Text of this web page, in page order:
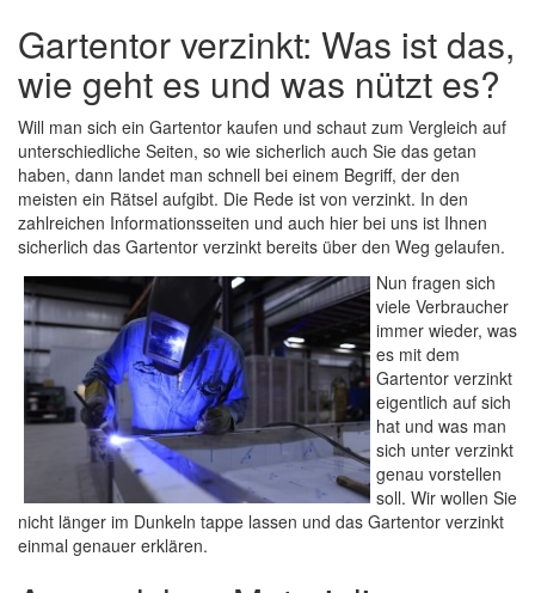
Gartentor verzinkt: Was ist das,
wie geht es und was nützt es?
Will man sich ein Gartentor kaufen und schaut zum Vergleich auf
unterschiedliche Seiten, so wie sicherlich auch Sie das getan
haben, dann landet man schnell bei einem Begriff, der den
meisten ein Rätsel aufgibt. Die Rede ist von verzinkt. In den
zahlreichen Informationsseiten und auch hier bei uns ist Ihnen
sicherlich das Gartentor verzinkt bereits über den Weg gelaufen.
Nun fragen sich
viele Verbraucher
immer wieder, was
es mit dem
Gartentor verzinkt
eigentlich auf sich
hat und was man
sich unter verzinkt
genau vorstellen
soll. Wir wollen Sie
nicht länger im Dunkeln tappe lassen und das Gartentor verzinkt
einmal genauer erklären.